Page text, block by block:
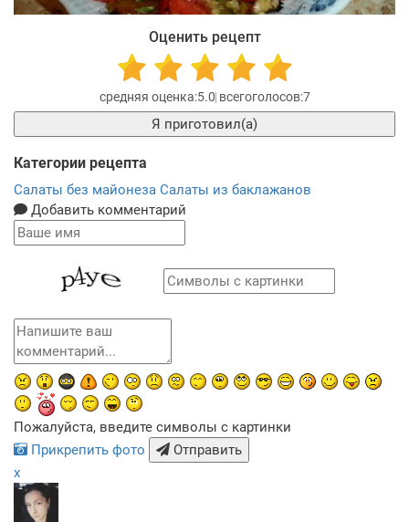
Оценить рецепт
5.0 7
Я приготовил(а)
Категории рецепта
Салаты без майонеза Салаты из баклажанов
Добавить комментарий
Пожалуйста, введите символы с картинки
Прикрепить фото
Отправить
x